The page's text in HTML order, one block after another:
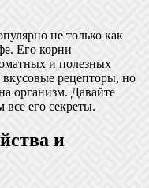
не только как
Его корни
и полезных
вкусовые рецепторы, но
организм. Давайте
его секреты.
и